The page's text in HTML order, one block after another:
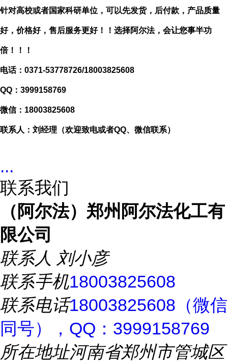
针对高校或者国家科研单位，可以先发货，后付款，产品质量
好，价格好，售后服务更好！！选择阿尔法，会让您事半功
倍！！！
电话： 0371-53778726/18003825608
QQ：3999158769
微信： 18003825608
联系人：刘经理（欢迎致电或者QQ、微信联系）
...
联系我们
（阿尔法）郑州阿尔法化工有
限公司
联系人 刘小彦
联系手机18003825608
联系电话18003825608（微信
同号），QQ：3999158769
所在地址河南省郑州市管城区